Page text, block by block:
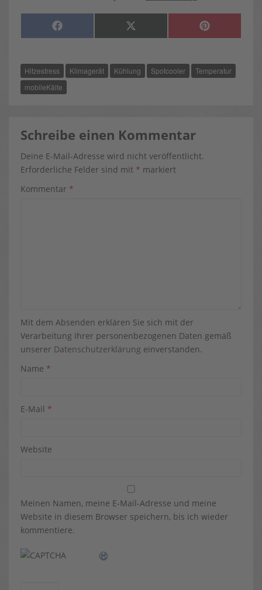
SHARE
F
A
O
K
SHARE
X
(
T
T
E
SHARE
P
I
R
E
S
Hitzestress Klimagerät Kühlung Spotcooler
Temperatur
mobileKälte
Schreibe einen Kommentar
Deine E-Mail-Adresse wird nicht veröffentlicht.
Erforderliche Felder sind mit * markiert
Kommentar *
Mit dem Absenden erklären Sie sich mit der
Verarbeitung Ihrer personenbezogenen Daten gemäß
unserer Datenschutzerklärung einverstanden.
Name *
E-Mail *
Website
Meinen Namen, meine E-Mail-Adresse und meine
Website in diesem Browser speichern, bis ich wieder
kommentiere.